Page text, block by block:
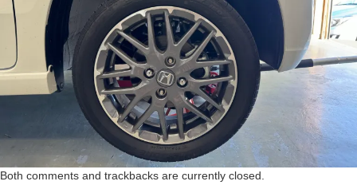
Both comments and trackbacks are currently closed.